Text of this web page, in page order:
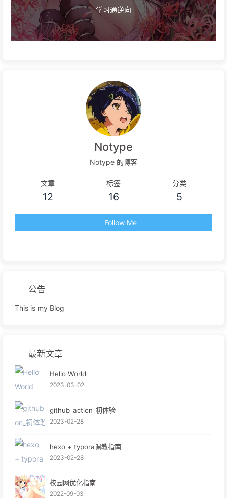
学习通逆向
Notype
Notype 的博客
文章
12
标签
16
分类
5
Follow Me
公告
This is my Blog
最新文章
Hello World
2023-03-02
github_action_初体验
2023-02-28
hexo + typora调教指南
2023-02-28
校园网优化指南
2022-09-03